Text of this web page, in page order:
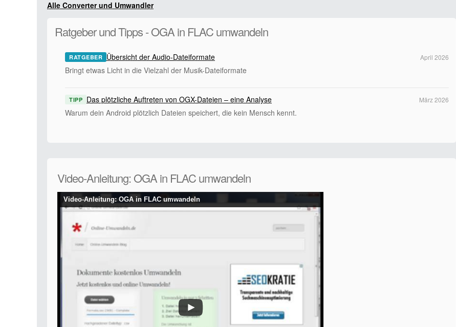
Alle Converter und Umwandler
Ratgeber und Tipps - OGA in FLAC umwandeln
RATGEBER Übersicht der Audio-Dateiformate April 2026
Bringt etwas Licht in die Vielzahl der Musik-Dateiformate
TIPP Das plötzliche Auftreten von OGX-Dateien – eine Analyse März 2026
Warum dein Android plötzlich Dateien speichert, die kein Mensch kennt.
Video-Anleitung: OGA in FLAC umwandeln
Video-Anleitung: OGA in FLAC umwandeln